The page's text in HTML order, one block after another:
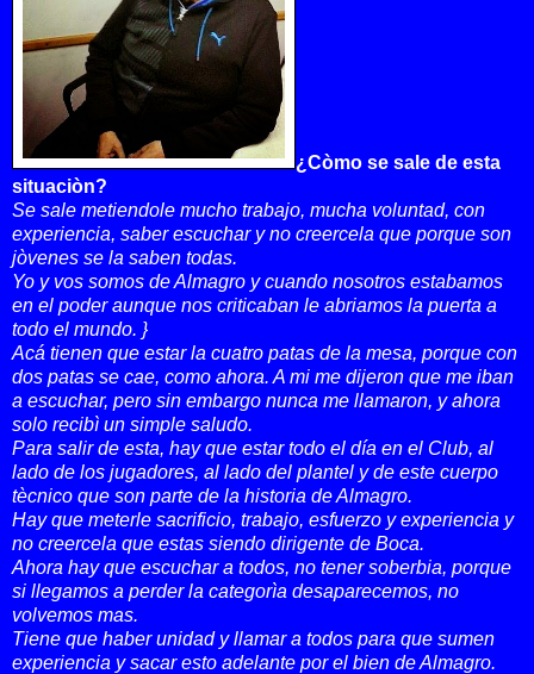
¿Còmo se sale de esta
situaciòn?
Se sale metiendole mucho trabajo, mucha voluntad, con
experiencia, saber escuchar y no creercela que porque son
jòvenes se la saben todas.
Yo y vos somos de Almagro y cuando nosotros estabamos
en el poder aunque nos criticaban le abriamos la puerta a
todo el mundo. }
Acá tienen que estar la cuatro patas de la mesa, porque con
dos patas se cae, como ahora. A mi me dijeron que me iban
a escuchar, pero sin embargo nunca me llamaron, y ahora
solo recibì un simple saludo.
Para salir de esta, hay que estar todo el día en el Club, al
lado de los jugadores, al lado del plantel y de este cuerpo
tècnico que son parte de la historia de Almagro.
Hay que meterle sacrificio, trabajo, esfuerzo y experiencia y
no creercela que estas siendo dirigente de Boca.
Ahora hay que escuchar a todos, no tener soberbia, porque
si llegamos a perder la categorìa desaparecemos, no
volvemos mas.
Tiene que haber unidad y llamar a todos para que sumen
experiencia y sacar esto adelante por el bien de Almagro.